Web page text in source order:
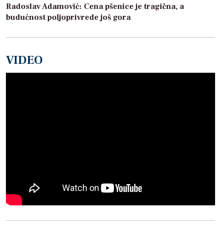
Radoslav Adamović: Cena pšenice je tragična, a
budućnost poljoprivrede još gora
VIDEO